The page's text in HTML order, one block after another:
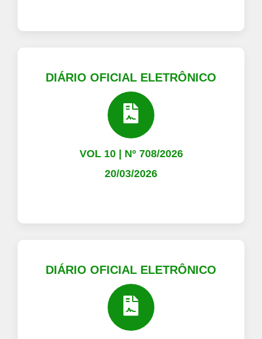
DIÁRIO OFICIAL ELETRÔNICO
VOL 10 | Nº 708/2026
20/03/2026
DIÁRIO OFICIAL ELETRÔNICO